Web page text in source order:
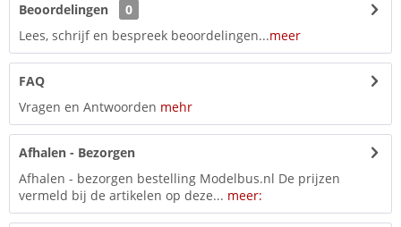
Beoordelingen
0
Lees, schrijf en bespreek beoordelingen...meer
FAQ
Vragen en Antwoorden mehr
Afhalen - Bezorgen
Afhalen - bezorgen bestelling Modelbus.nl De prijzen
vermeld bij de artikelen op deze... meer: